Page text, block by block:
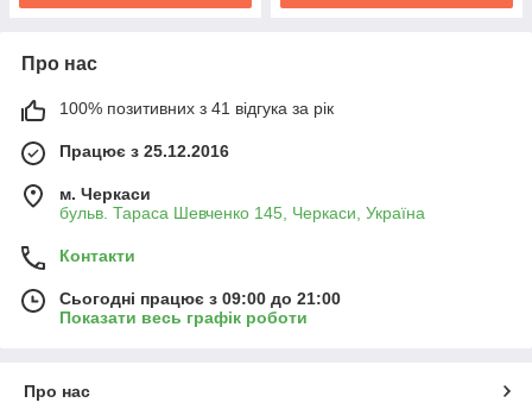
Про нас
100% позитивних з 41 відгука за рік
Працює з 25.12.2016
м. Черкаси
бульв. Тараса Шевченко 145, Черкаси, Україна
Контакти
Сьогодні працює з 09:00 до 21:00
Показати весь графік роботи
Про нас